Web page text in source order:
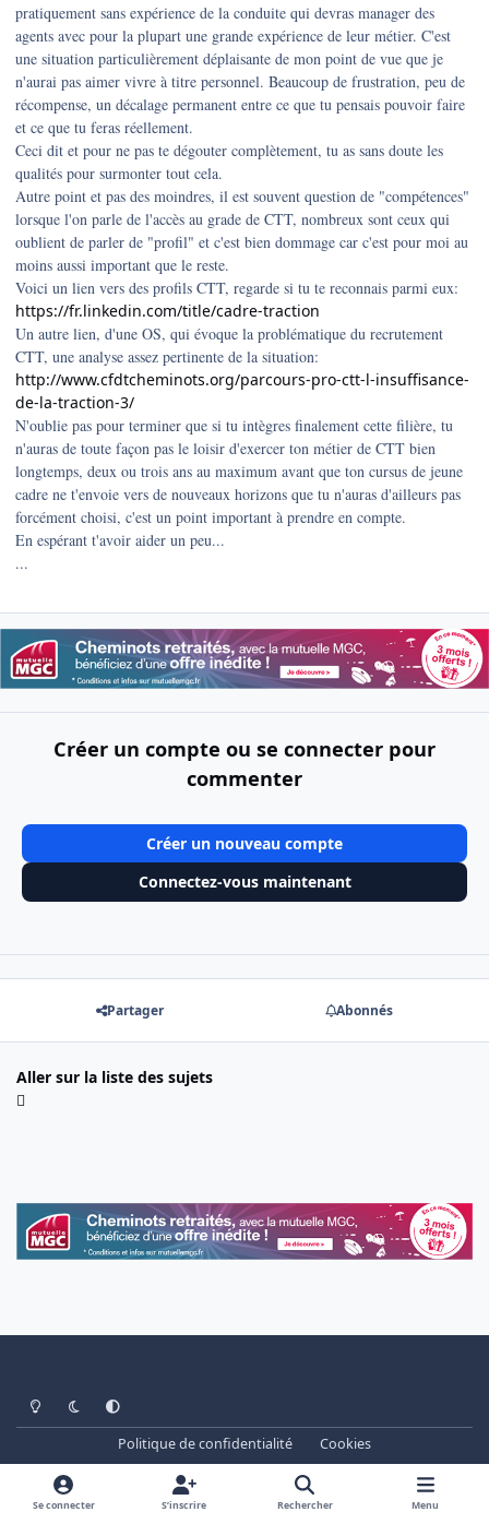
pratiquement sans expérience de la conduite qui devras manager des
agents avec pour la plupart une grande expérience de leur métier. C'est
une situation particulièrement déplaisante de mon point de vue que je
n'aurai pas aimer vivre à titre personnel. Beaucoup de frustration, peu de
récompense, un décalage permanent entre ce que tu pensais pouvoir faire
et ce que tu feras réellement.
Ceci dit et pour ne pas te dégouter complètement, tu as sans doute les
qualités pour surmonter tout cela.
Autre point et pas des moindres, il est souvent question de "compétences"
lorsque l'on parle de l'accès au grade de CTT, nombreux sont ceux qui
oublient de parler de "profil" et c'est bien dommage car c'est pour moi au
moins aussi important que le reste.
Voici un lien vers des profils CTT, regarde si tu te reconnais parmi eux:
https://fr.linkedin.com/title/cadre-traction
Un autre lien, d'une OS, qui évoque la problématique du recrutement
CTT, une analyse assez pertinente de la situation:
http://www.cfdtcheminots.org/parcours-pro-ctt-l-insuffisance-
de-la-traction-3/
N'oublie pas pour terminer que si tu intègres finalement cette filière, tu
n'auras de toute façon pas le loisir d'exercer ton métier de CTT bien
longtemps, deux ou trois ans au maximum avant que ton cursus de jeune
cadre ne t'envoie vers de nouveaux horizons que tu n'auras d'ailleurs pas
forcément choisi, c'est un point important à prendre en compte.
En espérant t'avoir aider un peu...
...
Créer un compte ou se connecter pour
commenter
Créer un nouveau compte
Connectez-vous maintenant
Partager Abonnés
Aller sur la liste des sujets
Light ModeDark ModeSystem Preference
Politique de confidentialité
Cookies
www.cheminots.net - Forum Libre depuis 2003
Powered by
Invision Community
Se connecter S’inscrire Rechercher Menu